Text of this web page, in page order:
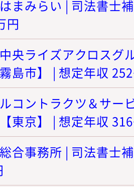
まみらい | 司法書士
円
央ライズアクロスグ
島市】 | 想定年収
コントラクツ＆サー
東京】 | 想定年収
合事務所 | 司法書士